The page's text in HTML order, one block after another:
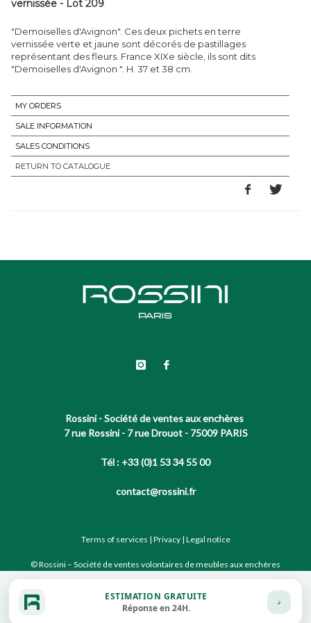
vernissée - Lot 209
"Demoiselles d'Avignon". Ces deux pichets en terre
vernissée verte et jaune sont décorés de pastillages
représentant des fleurs. France XIXe siècle, ils sont dits
"Demoiselles d'Avignon ". H. 37 et 38 cm.
MY ORDERS
SALE INFORMATION
SALES CONDITIONS
RETURN TO CATALOGUE
Rossini - Société de ventes aux enchères
7 rue Rossini - 7 rue Drouot - 75009 PARIS
Tél : +33 (0)1 53 34 55 00
contact@rossini.fr
Terms of services | Privacy| Legal notice
© Rossini – Société de ventes volontaires de meubles aux enchères
Site conçu par notre partenaire
ESTIMATION GRATUITE
Réponse en 24H.